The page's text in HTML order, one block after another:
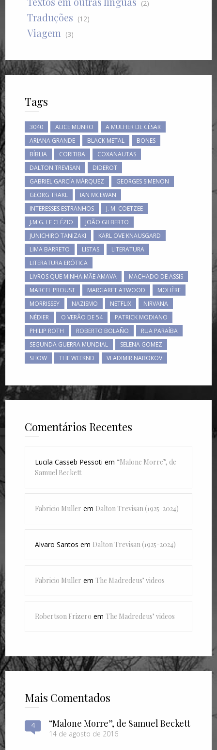
(2)
Traduções (12)
Viagem (3)
Tags
3040 ALICE MUNRO
A MULHER DE CÉSAR
ARIANA GRANDE
BLACK METAL
BONES
BÍBLIA
CORITIBA
COXANAUTAS
DALTON TREVISAN
DIDEROT
GABRIEL GARCÍA MÁRQUEZ
GEORGES SIMENON
GEORG TRAKL
IAN MCEWAN
INTERESSES ESTRANHOS
J. M. COETZEE
J.M.G. LE CLÉZIO
JOÃO GILBERTO
JUNICHIRO TANIZAKI
KARL OVE KNAUSGARD
LIMA BARRETO
LISTAS
LITERATURA
LITERATURA ERÓTICA
LIVROS QUE MINHA MÃE AMAVA
MACHADO DE ASSIS
MARCEL PROUST
MARGARET ATWOOD
MOLIÈRE
MORRISSEY
NAZISMO NETFLIX
NIRVANA
NÉDIER
O VERÃO DE 54
PATRICK MODIANO
PHILIP ROTH
ROBERTO BOLAÑO
RUA PARAÍBA
SEGUNDA GUERRA MUNDIAL
SELENA GOMEZ
SHOW
THE WEEKND VLADIMIR NABOKOV
Comentários Recentes
Lucila Casseb Pessoti em “Malone Morre”, de
Samuel Beckett
Fabricio Muller em Dalton Trevisan (1925-2024)
Alvaro Santos em Dalton Trevisan (1925-2024)
Fabricio Muller emThe Madredeus’ videos
Robertson Frizero emThe Madredeus’ videos
Mais Comentados
4 “Malone Morre”, de Samuel Beckett
14 de agosto de 2016